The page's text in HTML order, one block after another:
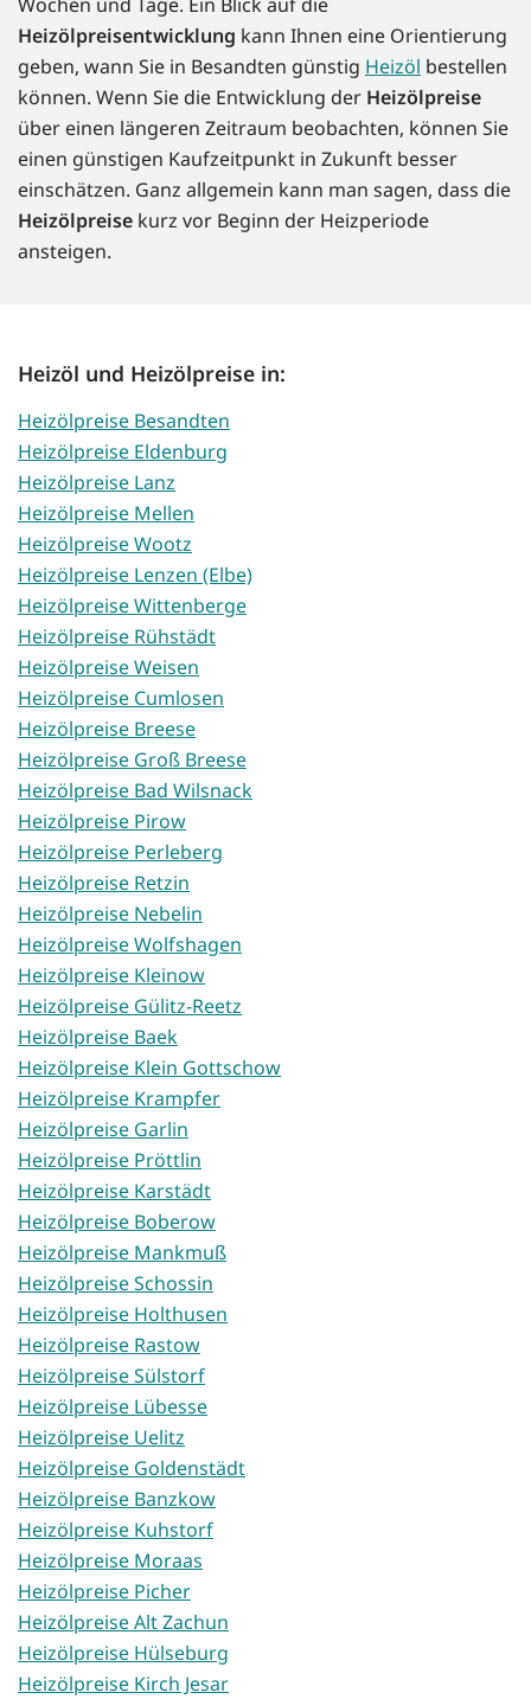
Heizölpreisentwicklung kann Ihnen eine Orientierung
geben, wann Sie in Besandten günstig Heizöl bestellen
können. Wenn Sie die Entwicklung der Heizölpreise
über einen längeren Zeitraum beobachten, können Sie
einen günstigen Kaufzeitpunkt in Zukunft besser
einschätzen. Ganz allgemein kann man sagen, dass die
Heizölpreise kurz vor Beginn der Heizperiode
ansteigen.
Heizöl und Heizölpreise in:
Heizölpreise Besandten
Heizölpreise Eldenburg
Heizölpreise Lanz
Heizölpreise Mellen
Heizölpreise Wootz
Heizölpreise Lenzen (Elbe)
Heizölpreise Wittenberge
Heizölpreise Rühstädt
Heizölpreise Weisen
Heizölpreise Cumlosen
Heizölpreise Breese
Heizölpreise Groß Breese
Heizölpreise Bad Wilsnack
Heizölpreise Pirow
Heizölpreise Perleberg
Heizölpreise Retzin
Heizölpreise Nebelin
Heizölpreise Wolfshagen
Heizölpreise Kleinow
Heizölpreise Gülitz-Reetz
Heizölpreise Baek
Heizölpreise Klein Gottschow
Heizölpreise Krampfer
Heizölpreise Garlin
Heizölpreise Pröttlin
Heizölpreise Karstädt
Heizölpreise Boberow
Heizölpreise Mankmuß
Heizölpreise Schossin
Heizölpreise Holthusen
Heizölpreise Rastow
Heizölpreise Sülstorf
Heizölpreise Lübesse
Heizölpreise Uelitz
Heizölpreise Goldenstädt
Heizölpreise Banzkow
Heizölpreise Kuhstorf
Heizölpreise Moraas
Heizölpreise Picher
Heizölpreise Alt Zachun
Heizölpreise Hülseburg
Heizölpreise Kirch Jesar